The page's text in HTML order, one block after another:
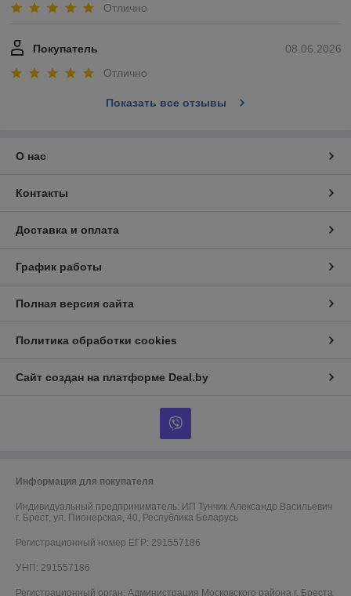
Отлично
08.06.2026
Покупатель
Отлично
Показать все отзывы
О нас
Контакты
Доставка и оплата
График работы
Полная версия сайта
Политика обработки cookies
Сайт создан на платформе Deal.by
Информация для покупателя
Индивидуальный предприниматель: ИП Тунчик Александр Васильевич
г. Брест, ул. Пионерская, 40, Республика Беларусь
Регистрационный номер ЕГР: 291557186
УНП: 291557186
Регистрационный орган: Администрация Московского района г. Бреста